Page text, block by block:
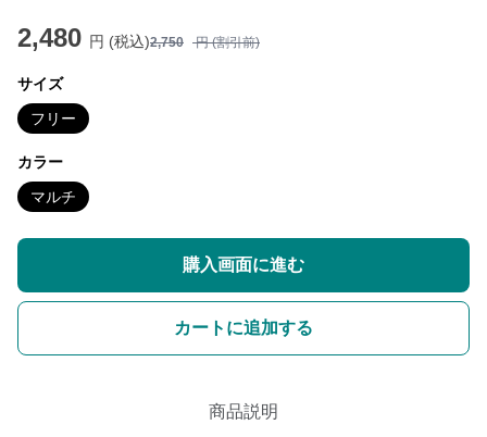
2,480 円 (税込)2,750 円 (割引前)
サイズ
フリー
カラー
マルチ
購入画面に進む
カートに追加する
商品説明